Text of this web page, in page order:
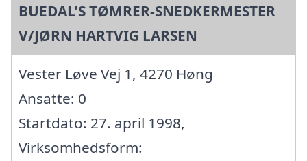
BUEDAL'S TØMRER-SNEDKERMESTER
V/JØRN HARTVIG LARSEN
Vester Løve Vej 1, 4270 Høng
Ansatte: 0
Startdato: 27. april 1998,
Virksomhedsform: